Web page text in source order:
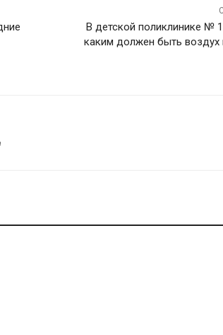
В детской поликлинике №
каким должен быть